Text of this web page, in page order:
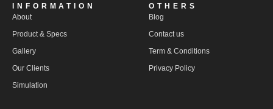
INFORMATION
About
Product & Specs
Gallery
Our Clients
Simulation
OTHERS
Blog
Contact us
Term & Conditions
Privacy Policy